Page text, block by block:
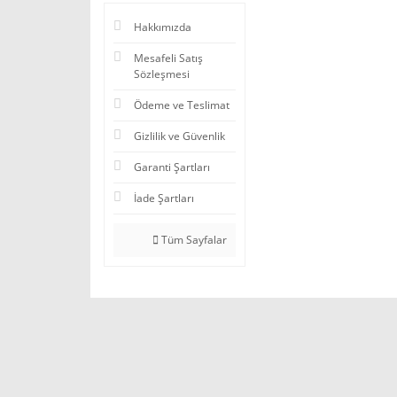
Hakkımızda
Mesafeli Satış
Sözleşmesi
Ödeme ve Teslimat
Gizlilik ve Güvenlik
Garanti Şartları
İade Şartları
Tüm Sayfalar